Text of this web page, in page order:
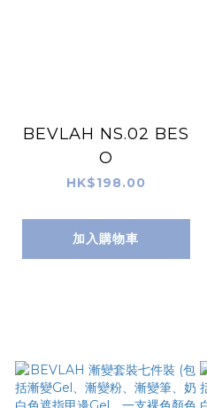
BEVLAH NS.02 BES
O
HK$198.00
加入購物車